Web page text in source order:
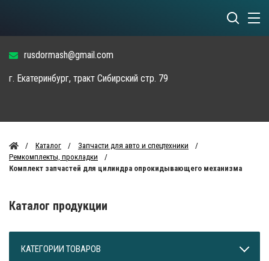
rusdormash@gmail.com
г. Екатеринбург, тракт Сибирский стр. 79
Каталог
Запчасти для авто и спецтехники
Ремкомплекты, прокладки
Комплект запчастей для цилиндра опрокидывающего механизма
Каталог продукции
КАТЕГОРИИ ТОВАРОВ